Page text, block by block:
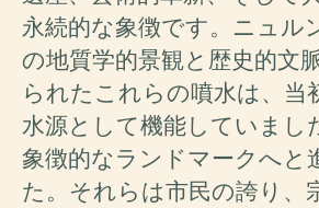
永続的な象徴です。ニュル
の地質学的景観と歴史的文
られたこれらの噴水は、当
水源として機能していまし
象徴的なランドマークへと
た。それらは市民の誇り、